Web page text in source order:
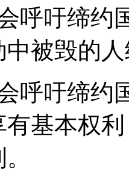
呼吁缔约
中被毁的
呼吁缔约
有基本权